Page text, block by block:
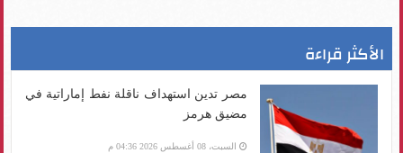
الأكثر قراءة
مصر تدين استهداف ناقلة نفط إماراتية في
مضيق هرمز
السبت، 08 أغسطس 2026 04:36 م